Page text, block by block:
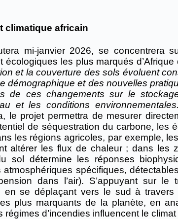
climatique africain
mi-janvier 2026, se concentrera
les plus marqués d’Afrique
et la couverture des sols évoluent
démographique et des nouvelles
de ces changements sur le
et les conditions environnementales.
projet permettra de mesurer
de séquestration du carbone, les
les régions agricoles, par exemple,
altérer les flux de chaleur ; dans les
sol détermine les réponses
spécifiques,
dans l’air). S’appuyant sur le
se déplaçant vers le sud à travers
plus marquants de la planète, en
d’incendies influencent le climat